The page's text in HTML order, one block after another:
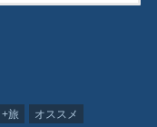
旅
オススメ